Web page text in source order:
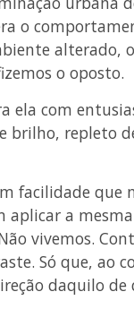
o
alterado,
o oposto.
ela com
brilho, repleto
facilidade que
aplicar a
vivemos.
Só que, ao
daquilo de